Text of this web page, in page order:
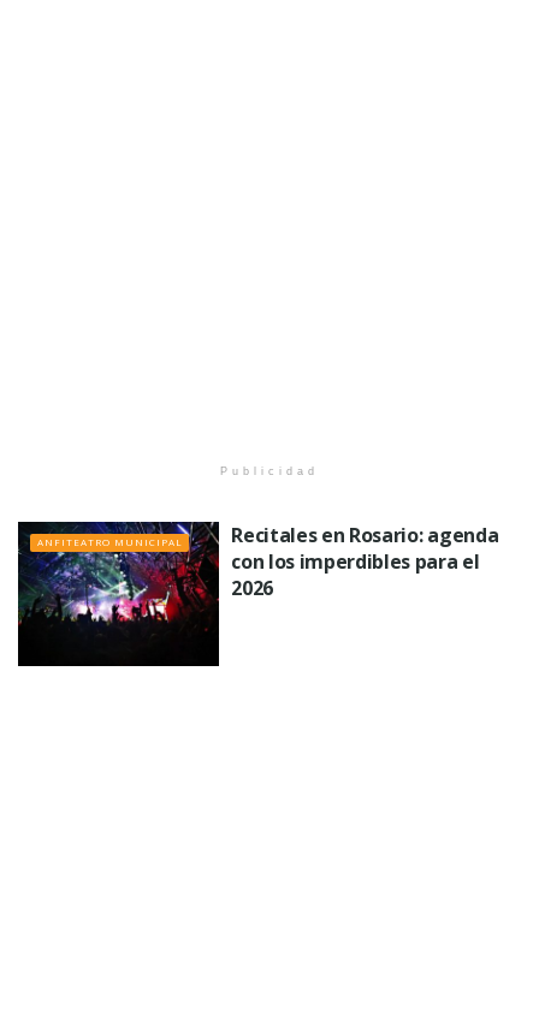
Publicidad
ANFITEATRO MUNICIPAL
Recitales en Rosario: agenda
con los imperdibles para el
2026